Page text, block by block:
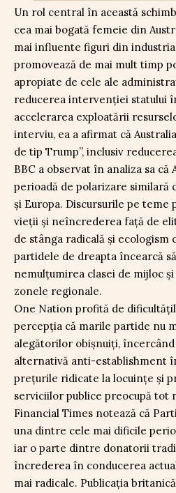
Un rol central în această
cea mai bogată femeie din
mai influente figuri din
promovează de mai mult timp
apropiate de cele ale
reducerea intervenției statului
accelerarea exploatării
interviu, ea a afirmat că
de tip Trump”, inclusiv
BBC a observat în analiza sa că
perioadă de polarizare similară
și Europa. Discursurile pe teme
vieții și neîncrederea față de
de stânga radicală și ecologism
partidele de dreapta încearcă
nemulțumirea clasei de mijloc
zonele regionale.
One Nation profită de
percepția că marile partide nu
alegătorilor obișnuiți,
alternativă anti-establishment
prețurile ridicate la locuințe și
serviciilor publice preocupă tot
Financial Times notează că
una dintre cele mai dificile
iar o parte dintre donatorii
încrederea în conducerea
mai radicale. Publicația